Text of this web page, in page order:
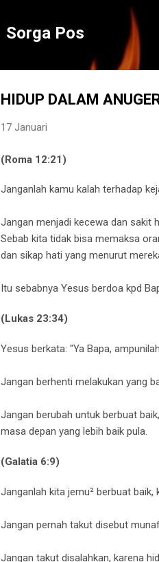
Sorga Pos
HIDUP DALAM
17 Januari
(Roma 12:21)
Janganlah kamu kalah terhadap
Jangan menjadi kecewa dan sakit
Sebab kita tidak bisa memaksa
dan sikap hati yang menurut
Itu sebabnya Yesus berdoa kpd
(Lukas 23:34)
Yesus berkata: "Ya Bapa,
Jangan berhenti melakukan yang
Jangan berubah untuk berbuat baik,
masa depan yang lebih baik pula.
(Galatia 6:9)
Janganlah kita jemu² berbuat
Jangan pernah takut disebut
Jangan takut disalahkan, karena